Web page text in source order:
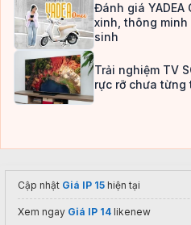
Đánh giá YADEA
xinh, thông
sinh
Trải nghiệm TV
rực rỡ chưa từng
Cập nhật Giá IP 15 hiện tại
Xem ngay Giá IP 14 likenew